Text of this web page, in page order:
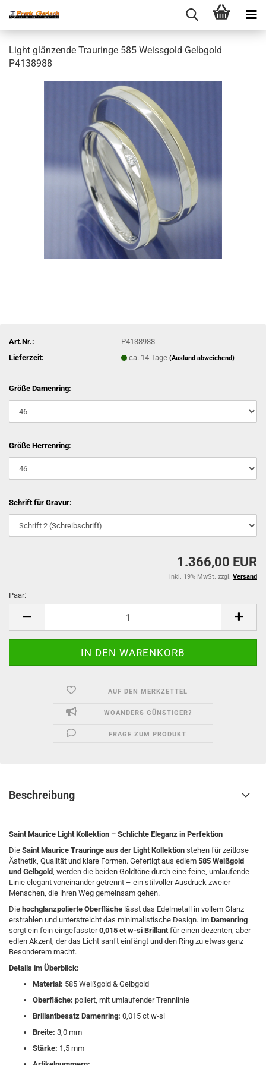
Light glänzende Trauringe 585 Weissgold Gelbgold
P4138988
Art.Nr.:
P4138988
Lieferzeit:
ca. 14 Tage(Ausland abweichend)
Größe Damenring:
Größe Herrenring:
Schrift für Gravur:
1.366,00 EUR
inkl. 19% MwSt. zzgl. Versand
Paar:
AUF DEN MERKZETTEL
WOANDERS GÜNSTIGER?
FRAGE ZUM PRODUKT
Beschreibung
Saint Maurice Light Kollektion – Schlichte Eleganz in Perfektion
Die Saint Maurice Trauringe aus der Light Kollektion stehen für zeitlose
Ästhetik, Qualität und klare Formen. Gefertigt aus edlem 585 Weißgold
und Gelbgold, werden die beiden Goldtöne durch eine feine, umlaufende
Linie elegant voneinander getrennt – ein stilvoller Ausdruck zweier
Menschen, die ihren Weg gemeinsam gehen.
Die hochglanzpolierte Oberfläche lässt das Edelmetall in vollem Glanz
erstrahlen und unterstreicht das minimalistische Design. Im Damenring
sorgt ein fein eingefasster0,015 ct w-si Brillantfür einen dezenten, aber
edlen Akzent, der das Licht sanft einfängt und den Ring zu etwas ganz
Besonderem macht.
Details im Überblick:
Material: 585 Weißgold & Gelbgold
Oberfläche: poliert, mit umlaufender Trennlinie
Brillantbesatz Damenring: 0,015 ct w-si
Breite: 3,0 mm
Stärke: 1,5 mm